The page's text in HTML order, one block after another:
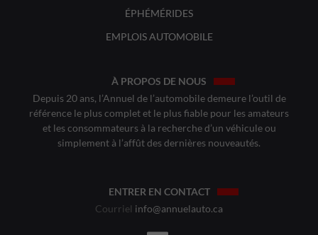
ÉPHÉMÉRIDES
EMPLOIS AUTOMOBILE
À PROPOS DE NOUS
Depuis 20 ans, l’Annuel de l’automobile demeure l’outil de
référence le plus complet et le plus fiable pour les amateurs
et les consommateurs à la recherche d’un véhicule ou
simplement à l’affût des dernières nouveautés.
ENTRER EN CONTACT
Courriel info@annuelauto.ca